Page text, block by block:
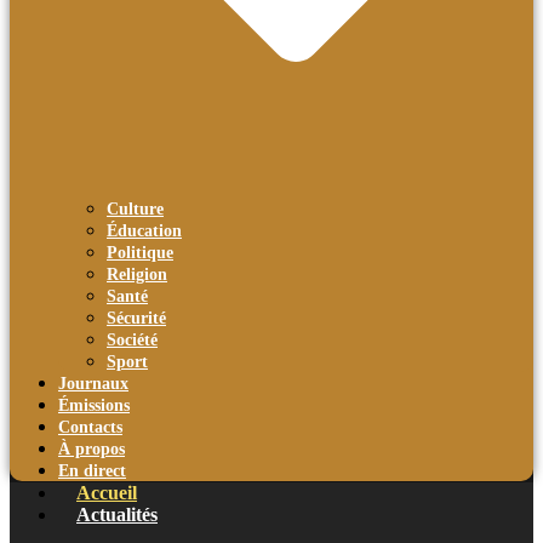
Culture
Éducation
Politique
Religion
Santé
Sécurité
Société
Sport
Journaux
Émissions
Contacts
À propos
En direct
Accueil
Actualités